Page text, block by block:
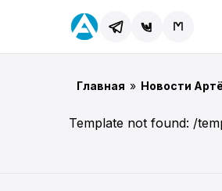
Главная » Новости
Template not found: /